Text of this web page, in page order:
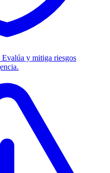
Evalúa y mitiga riesgos